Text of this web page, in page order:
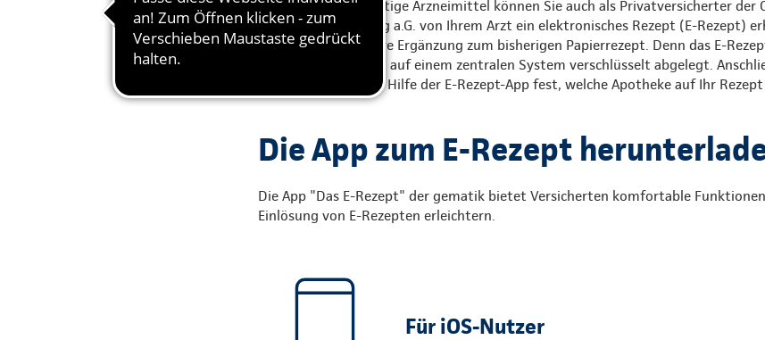
Für apothekenpflichtige Arzneimittel können Sie auch als Privatversicherter der
Krankenversicherung a.G. von Ihrem Arzt ein elektronisches Rezept (E-Rezept)
dabei eine alternative Ergänzung zum bisherigen Papierrezept. Denn das E-
erstellt, signiert und auf einem zentralen System verschlüsselt abgelegt.
Versicherter mit der Hilfe der E-Rezept-App fest, welche Apotheke auf Ihr
Die App zum E-Rezept
Die App "Das E-Rezept" der gematik bietet Versicherten komfortable
Einlösung von E-Rezepten erleichtern.
Für iOS-Nutzer